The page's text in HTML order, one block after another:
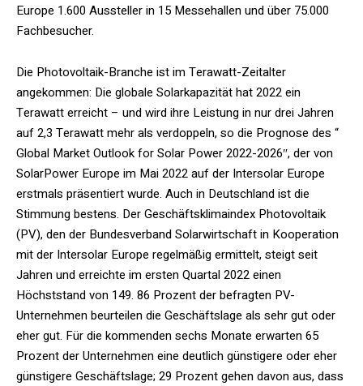
Europe 1.600 Aussteller in 15 Messehallen und über 75.000
Fachbesucher.
Die Photovoltaik-Branche ist im Terawatt-Zeitalter
angekommen: Die globale Solarkapazität hat 2022 ein
Terawatt erreicht – und wird ihre Leistung in nur drei Jahren
auf 2,3 Terawatt mehr als verdoppeln, so die Prognose des “
Global Market Outlook for Solar Power 2022-2026″, der von
SolarPower Europe im Mai 2022 auf der Intersolar Europe
erstmals präsentiert wurde. Auch in Deutschland ist die
Stimmung bestens. Der Geschäftsklimaindex Photovoltaik
(PV), den der Bundesverband Solarwirtschaft in Kooperation
mit der Intersolar Europe regelmäßig ermittelt, steigt seit
Jahren und erreichte im ersten Quartal 2022 einen
Höchststand von 149. 86 Prozent der befragten PV-
Unternehmen beurteilen die Geschäftslage als sehr gut oder
eher gut. Für die kommenden sechs Monate erwarten 65
Prozent der Unternehmen eine deutlich günstigere oder eher
günstigere Geschäftslage; 29 Prozent gehen davon aus, dass